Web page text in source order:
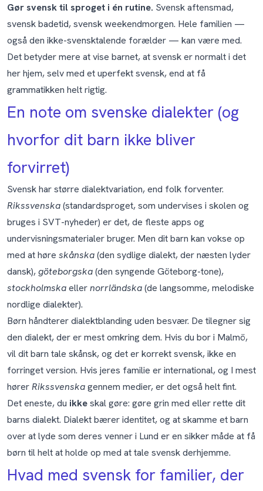
Gør svensk til sproget i én rutine. Svensk aftensmad,
svensk badetid, svensk weekendmorgen. Hele familien —
også den ikke-svensktalende forælder — kan være med.
Det betyder mere at vise barnet, at svensk er normalt i det
her hjem, selv med et uperfekt svensk, end at få
grammatikken helt rigtig.
En note om svenske dialekter (og
hvorfor dit barn ikke bliver
forvirret)
Svensk har større dialektvariation, end folk forventer.
Rikssvenska(standardsproget, som undervises i skolen og
bruges i SVT-nyheder) er det, de fleste apps og
undervisningsmaterialer bruger. Men dit barn kan vokse op
med at høre skånska(den sydlige dialekt, der næsten lyder
dansk),göteborgska(den syngende Göteborg-tone),
stockholmskaellernorrländska(de langsomme, melodiske
nordlige dialekter).
Børn håndterer dialektblanding uden besvær. De tilegner sig
den dialekt, der er mest omkring dem. Hvis du bor i Malmö,
vil dit barn tale skånsk, og det er korrekt svensk, ikke en
forringet version. Hvis jeres familie er international, og I mest
hørerRikssvenskagennem medier, er det også helt fint.
Det eneste, du ikkeskal gøre: gøre grin med eller rette dit
barns dialekt. Dialekt bærer identitet, og at skamme et barn
over at lyde som deres venner i Lund er en sikker måde at få
børn til helt at holde op med at tale svensk derhjemme.
Hvad med svensk for familier, der